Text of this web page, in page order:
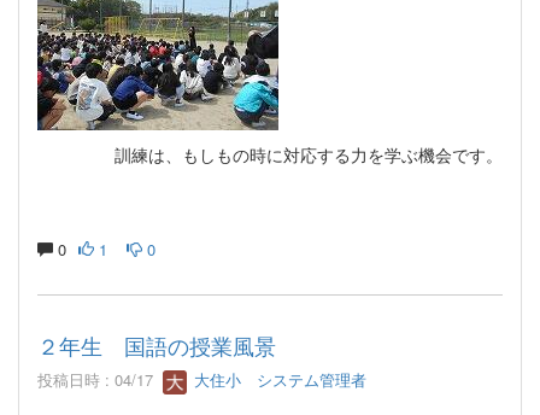
訓練は、もしもの時に対応する力を学ぶ機会です。
0 1 0
２年生 国語の授業風景
投稿日時 : 04/17 大住小 システム管理者